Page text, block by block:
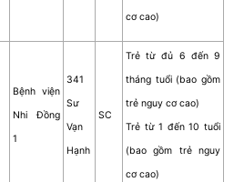
cơ cao)
Bệnh viện
Nhi Đồng
1
341
Sư
Vạn
Hạnh
SC
Trẻ từ đủ 6 đến 9
tháng tuổi (bao gồm
trẻ nguy cơ cao)
Trẻ từ 1 đến 10 tuổi
(bao gồm trẻ nguy
cơ cao)